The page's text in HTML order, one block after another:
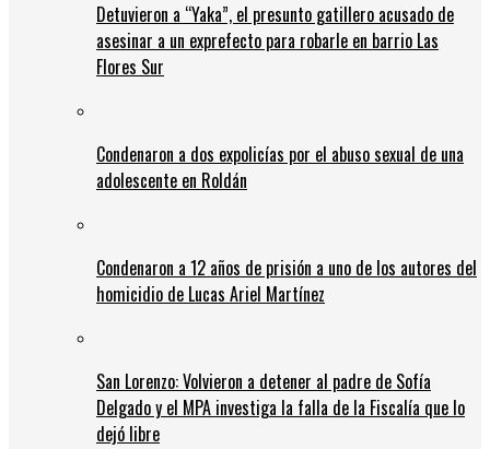
Detuvieron a “Yaka”, el presunto gatillero acusado de
asesinar a un exprefecto para robarle en barrio Las
Flores Sur
Condenaron a dos expolicías por el abuso sexual de una
adolescente en Roldán
Condenaron a 12 años de prisión a uno de los autores del
homicidio de Lucas Ariel Martínez
San Lorenzo: Volvieron a detener al padre de Sofía
Delgado y el MPA investiga la falla de la Fiscalía que lo
dejó libre